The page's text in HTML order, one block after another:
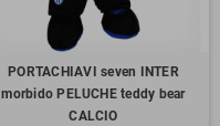
PORTACHIAVI seven INTER
morbido PELUCHE teddy bear
CALCIO